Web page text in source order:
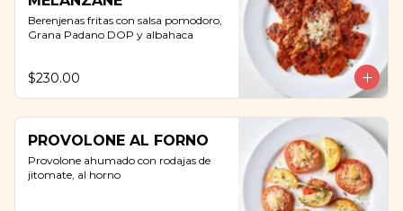
Berenjenas fritas con salsa pomodoro,
Grana Padano DOP y albahaca
$230.00
PROVOLONE AL FORNO
Provolone ahumado con rodajas de
jitomate, al horno